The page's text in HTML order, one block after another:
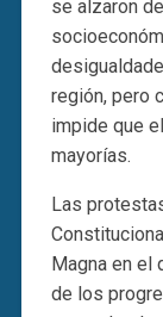
se alzaron
región, pero
impide que
mayorías.
Las
Magna en el
de los